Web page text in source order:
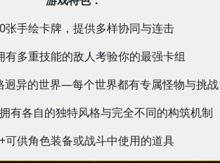
手绘卡牌，提供多样协同与连击
多重技能的敌人考验你的最强卡组
异的世界—每个世界都有专属怪物与挑战
有各自的独特风格与完全不同的构筑机制
供角色装备或战斗中使用的道具